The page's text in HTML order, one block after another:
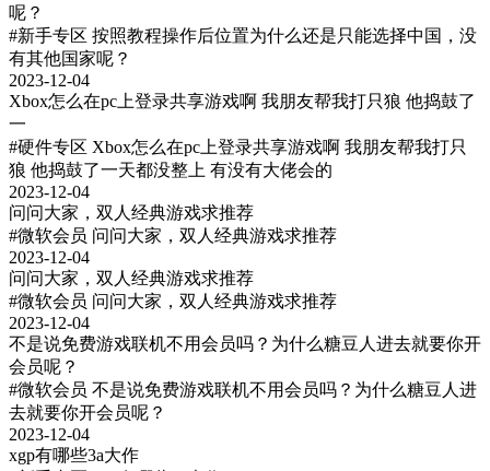
呢？
#新手专区 按照教程操作后位置为什么还是只能选择中国，没
有其他国家呢？
2023-12-04
Xbox怎么在pc上登录共享游戏啊 我朋友帮我打只狼 他捣鼓了
一
#硬件专区 Xbox怎么在pc上登录共享游戏啊 我朋友帮我打只
狼 他捣鼓了一天都没整上 有没有大佬会的
2023-12-04
问问大家，双人经典游戏求推荐
#微软会员 问问大家，双人经典游戏求推荐
2023-12-04
问问大家，双人经典游戏求推荐
#微软会员 问问大家，双人经典游戏求推荐
2023-12-04
不是说免费游戏联机不用会员吗？为什么糖豆人进去就要你开
会员呢？
#微软会员 不是说免费游戏联机不用会员吗？为什么糖豆人进
去就要你开会员呢？
2023-12-04
xgp有哪些3a大作